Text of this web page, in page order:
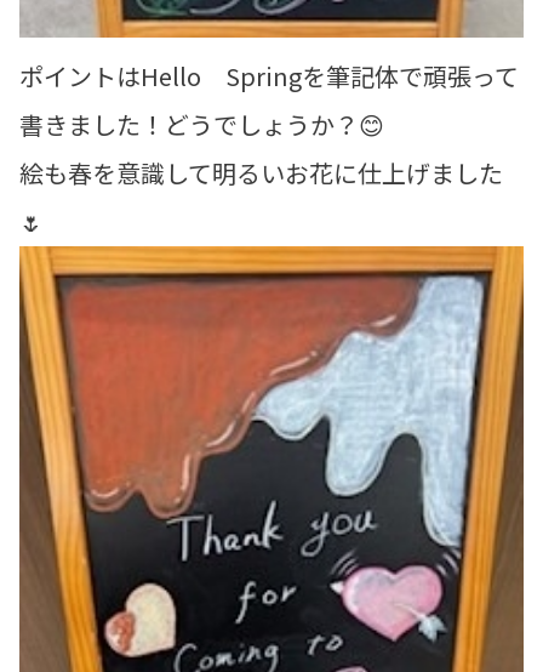
ポイントはHello Springを筆記体で頑張って
書きました！どうでしょうか？😊
絵も春を意識して明るいお花に仕上げました
🌷